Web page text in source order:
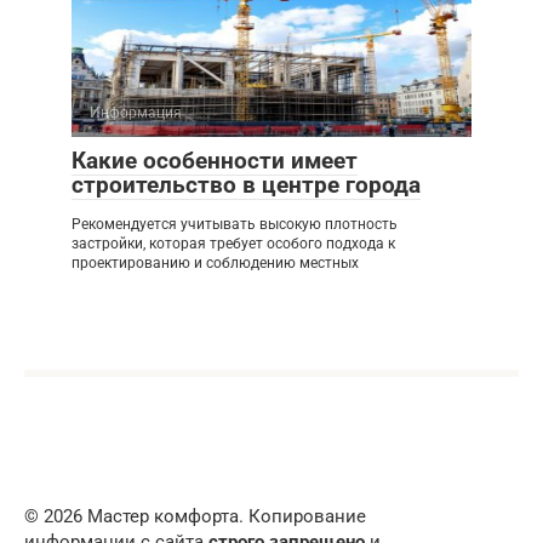
Информация
Какие особенности имеет
строительство в центре города
Рекомендуется учитывать высокую плотность
застройки, которая требует особого подхода к
проектированию и соблюдению местных
© 2026 Мастер комфорта. Копирование